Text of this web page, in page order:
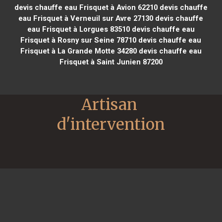
devis chauffe eau Frisquet à Avion 62210devis chauffe
eau Frisquet à Verneuil sur Avre 27130 devis chauffe
eau Frisquet à Lorgues 83510devis chauffe eau
Frisquet à Rosny sur Seine 78710 devis chauffe eau
Frisquet à La Grande Motte 34280devis chauffe eau
Frisquet à Saint Junien 87200
Artisan
d'intervention